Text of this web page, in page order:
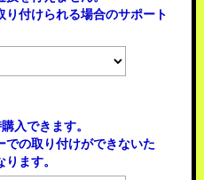
付けられる場合のサポート
入できます。
の取り付けができないた
ます。